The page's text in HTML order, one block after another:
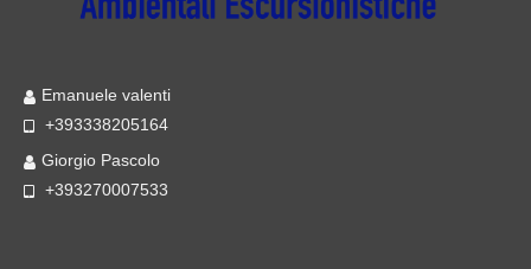
Emanuele valenti
+393338205164
Giorgio Pascolo
+393270007533